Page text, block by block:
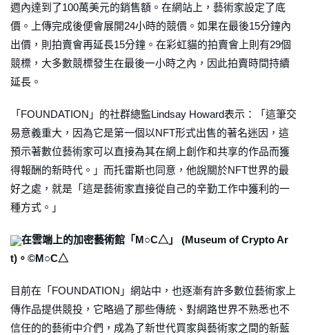
週內達到了100萬美元的銷售額。在網站上，藝術家設定了底
價。上傳完成後便會展開24小時的競價。如果在最後15分鐘內
出價，則拍賣會再延長15分鐘。在彩虹貓的拍賣會上則有29個
競標，大多數競標發生在最後一小時之內，因此拍賣時間持續
延長。
「FOUNDATION」的社群總監Lindsay Howard表示：「這筆交
易意義重大，因為它是第一個以NFT形式出售的著名迷因，這
預示著數位藝術家可以直接為其在網上創作和共享的作品而獲
得報酬的新時代。」而托雷斯也同意，他說關於NFT世界的最
好之處，就是「這是藝術家直接從自己的辛勤工作中獲利的一
種方式。」
在雲端上的加密藝術館「M○C△」 (Museum of Crypto Ar
t)。©M○C△
目前在「FOUNDATION」網站中，也逐漸有許多數位藝術家上
傳作品提供競投，它略過了那些傳統、對網路世界不熟悉也不
信任的的藝術中介們，成為了新世代買家與藝術家之間的新藍